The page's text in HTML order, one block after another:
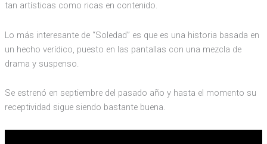
tan artísticas como ricas en contenido.
Lo más interesante de “Soledad” es que es una historia basada en
un hecho verídico, puesto en las pantallas con una mezcla de
drama y suspenso.
Se estrenó en septiembre del pasado año y hasta el momento su
receptividad sigue siendo bastante buena.